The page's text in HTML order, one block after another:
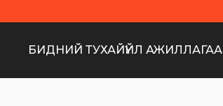
БИДНИЙ ТУХАЙҮЙЛ АЖИЛЛАГАА